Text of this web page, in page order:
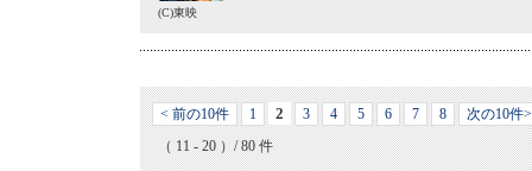
(C)東映
< 前の10件 1 2 3 4 5 6 7 8
次の10件>
（ 11 - 20 ）/ 80 件